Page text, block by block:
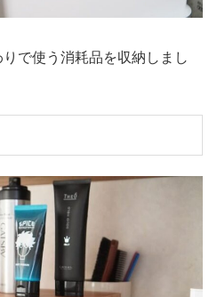
で使う消耗品を収納しまし